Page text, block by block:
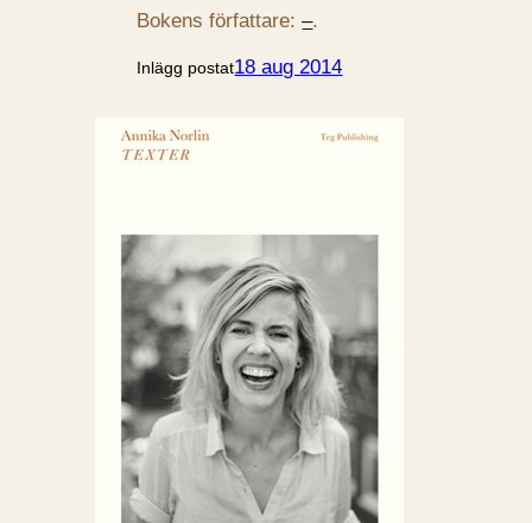
Bokens författare:–.
Inlägg postat18 aug 2014